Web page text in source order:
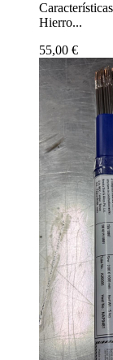
Hierro...
55,00 €